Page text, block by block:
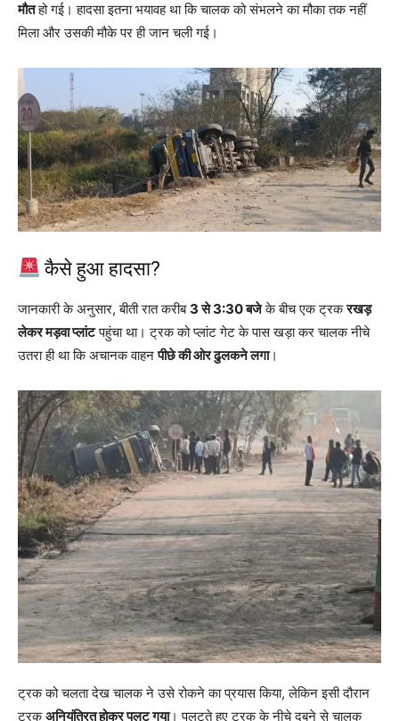
मौतहो गई। हादसा इतना भयावह था कि चालक को संभलने का मौका तक नहीं
मिला और उसकी मौके पर ही जान चली गई।
कैसे हुआ हादसा?
जानकारी के अनुसार, बीती रात करीब 3 से 3:30 बजेके बीच एक ट्रकरखड़
लेकर मड़वा प्लांटपहुंचा था। ट्रक को प्लांट गेट के पास खड़ा कर चालक नीचे
उतरा ही था कि अचानक वाहनपीछे की ओर ढुलकने लगा।
ट्रक को चलता देख चालक ने उसे रोकने का प्रयास किया, लेकिन इसी दौरान
ट्रकअनियंत्रित होकर पलट गया। पलटते हुए ट्रक के नीचे दबने से चालक